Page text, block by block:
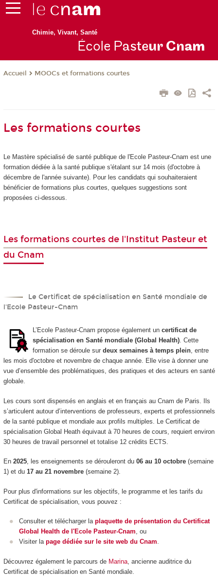
Chimie, Vivant, Santé
École Pasteur Cnam
Accueil MOOCs et formations courtes
Les formations courtes
Le Mastère spécialisé de santé publique de l'Ecole Pasteur-Cnam est une
formation dédiée à la santé publique s'étalant sur 14 mois (d'octobre à
décembre de l'année suivante). Pour les candidats qui souhaiteraient
bénéficier de formations plus courtes, quelques suggestions sont
proposées ci-dessous.
Les formations courtes de l'Institut Pasteur et
du Cnam
Le Certificat de spécialisation en Santé mondiale de
l'Ecole Pasteur-Cnam
L’Ecole Pasteur-Cnam propose également un certificat de
spécialisation en Santé mondiale (Global Health). Cette
formation se déroule sur deux semaines à temps plein, entre
les mois d'octobre et novembre de chaque année. Elle vise à donner une
vue d’ensemble des problématiques, des pratiques et des acteurs en santé
globale.
Les cours sont dispensés en anglais et en français au Cnam de Paris. Ils
s’articulent autour d’interventions de professeurs, experts et professionnels
de la santé publique et mondiale aux profils multiples. Le Certificat de
spécialisation Global Heath équivaut à 70 heures de cours, requiert environ
30 heures de travail personnel et totalise 12 crédits ECTS.
En 2025, les enseignements se dérouleront du 06 au 10 octobre(semaine
1) et du 17 au 21 novembre(semaine 2).
Pour plus d'informations sur les objectifs, le programme et les tarifs du
Certificat de spécialisation, vous pouvez :
Consulter et télécharger la plaquette de présentation du Certificat
Global Health de l'Ecole Pasteur-Cnam, ou
Visiter la page dédiée sur le site web du Cnam.
Découvrez également le parcours de Marina, ancienne auditrice du
Certificat de spécialisation en Santé mondiale.